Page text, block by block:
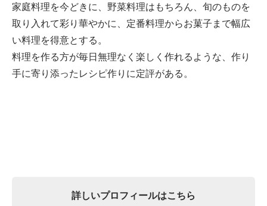
家庭料理を今どきに、野菜料理はもちろん、旬のものを
取り入れて彩り華やかに、定番料理からお菓子まで幅広
い料理を得意とする。
料理を作る方が毎日無理なく楽しく作れるような、作り
手に寄り添ったレシピ作りに定評がある。
詳しいプロフィールはこちら